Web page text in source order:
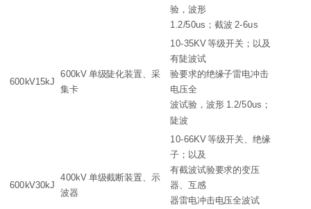
验，波形
1.2/50us；截波 2-6us
600kV15kJ
600kV 单级陡化装置、采
集卡
10-35KV 等级开关；以及
有陡波试
验要求的绝缘子雷电冲击
电压全
波试验，波形 1.2/50us；
陡波
600kV30kJ
400kV 单级截断装置、示
波器
10-66KV 等级开关、绝缘
子；以及
有截波试验要求的变压
器、互感
器雷电冲击电压全波试